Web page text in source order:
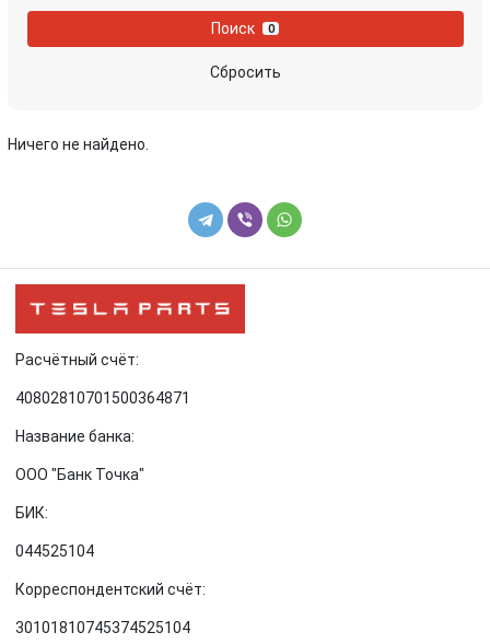
Поиск 0
Сбросить
Ничего не найдено.
Расчётный счёт:
40802810701500364871
Название банка:
ООО "Банк Точка"
БИК:
044525104
Корреспондентский счёт:
30101810745374525104